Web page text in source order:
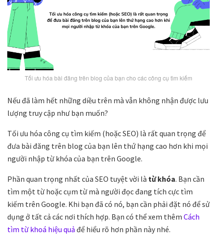
Tối ưu hóa bài đăng trên blog của bạn cho các công cụ tìm kiếm
Nếu đã làm hết những diều trên mà vẫn không nhận được lưu
lượng truy cập như bạn muốn?
Tối ưu hóa công cụ tìm kiếm (hoặc SEO) là rất quan trọng để
đưa bài đăng trên blog của bạn lên thứ hạng cao hơn khi mọi
người nhập từ khóa của bạn trên Google.
Phần quan trọng nhất của SEO tuyệt vời là từ khóa. Bạn cần
tìm một từ hoặc cụm từ mà người đọc đang tích cực tìm
kiếm trên Google. Khi bạn đã có nó, bạn cần phải đặt nó để sử
dụng ở tất cả các nơi thích hợp. Bạn có thể xem thêm Cách
tìm từ khoá hiệu quả để hiểu rõ hơn phần này nhé.